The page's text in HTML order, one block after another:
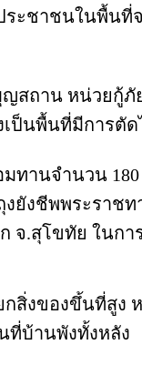
ระชาชนในพื้นที่
สถาน หน่วย
ป็นพื้นที่มีการตั
ทานจำนวน 180
งชีพพระราช
.สุโขทัย ในก
งของขึ้นที่สูง
ที่บ้านพังทั้งหลัง